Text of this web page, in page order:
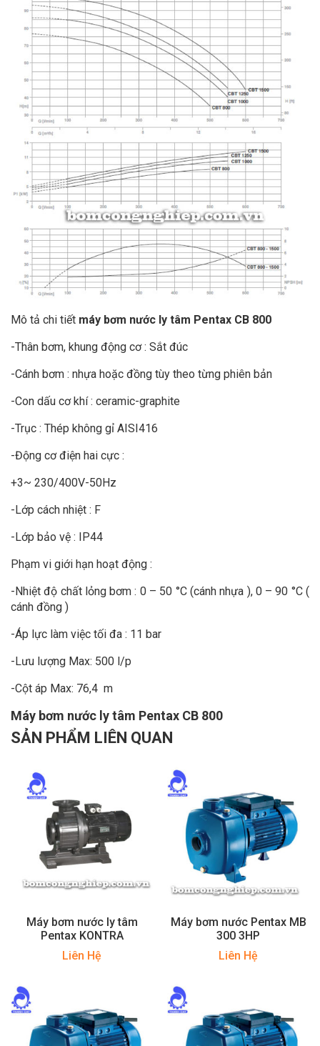
Mô tả chi tiết máy bơm nước ly tâm Pentax CB 800
-Thân bơm, khung động cơ : Sắt đúc
-Cánh bơm : nhựa hoặc đồng tùy theo từng phiên bản
-Con dấu cơ khí : ceramic-graphite
-Trục : Thép không gỉ AISI416
-Động cơ điện hai cực :
+3~ 230/400V-50Hz
-Lớp cách nhiệt : F
-Lớp bảo vệ : IP44
Phạm vi giới hạn hoạt động :
-Nhiệt độ chất lỏng bơm : 0 – 50 °C (cánh nhựa ), 0 – 90 °C (
cánh đồng )
-Áp lực làm việc tối đa : 11 bar
-Lưu lượng Max: 500 l/p
-Cột áp Max: 76,4 m
Máy bơm nước ly tâm Pentax CB 800
SẢN PHẨM LIÊN QUAN
Máy bơm nước ly tâm
Pentax KONTRA
Liên Hệ
Máy bơm nước Pentax MB
300 3HP
Liên Hệ